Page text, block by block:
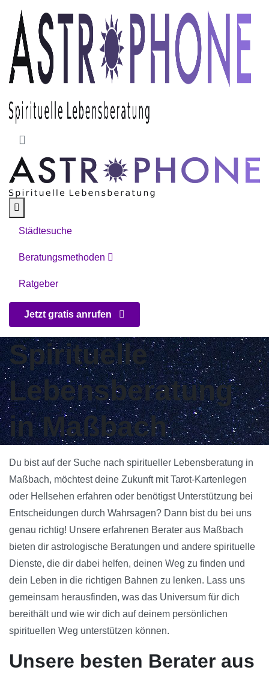
Skip to main content
Städtesuche
Beratungsmethoden
Ratgeber
Jetzt gratis anrufen
Spirituelle
Lebensberatung
in Maßbach
Du bist auf der Suche nach spiritueller Lebensberatung in
Maßbach, möchtest deine Zukunft mit Tarot-Kartenlegen
oder Hellsehen erfahren oder benötigst Unterstützung bei
Entscheidungen durch Wahrsagen? Dann bist du bei uns
genau richtig! Unsere erfahrenen Berater aus Maßbach
bieten dir astrologische Beratungen und andere spirituelle
Dienste, die dir dabei helfen, deinen Weg zu finden und
dein Leben in die richtigen Bahnen zu lenken. Lass uns
gemeinsam herausfinden, was das Universum für dich
bereithält und wie wir dich auf deinem persönlichen
spirituellen Weg unterstützen können.
Unsere besten Berater aus